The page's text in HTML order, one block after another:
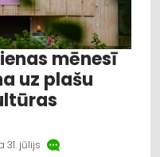
mēnesī
uz plašu
31. jūlijs